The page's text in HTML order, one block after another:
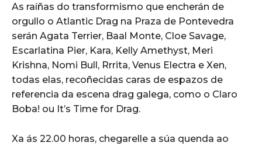
As raíñas do transformismo que encherán de
orgullo o Atlantic Drag na Praza de Pontevedra
serán Agata Terrier, Baal Monte, Cloe Savage,
Escarlatina Pier, Kara, Kelly Amethyst, Meri
Krishna, Nomi Bull, Rrrita, Venus Electra e Xen,
todas elas, recoñecidas caras de espazos de
referencia da escena drag galega, como o Claro
Boba! ou It’s Time for Drag.
Xa ás 22.00 horas, chegarelle a súa quenda ao